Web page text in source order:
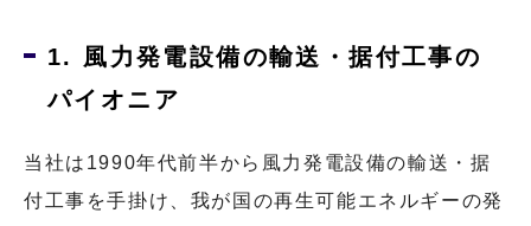
1. 風力発電設備の輸送・据付工事の
パイオニア
当社は1990年代前半から風力発電設備の輸送・据
付工事を手掛け、我が国の再生可能エネルギーの発